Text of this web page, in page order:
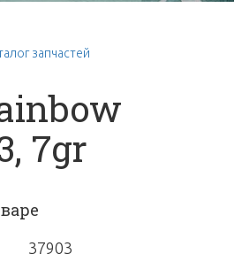
запчастей
7gr
37903